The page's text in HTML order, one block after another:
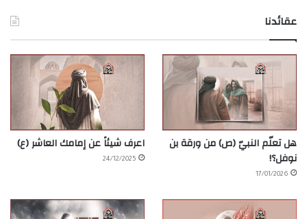
عقائدنا
هل تعلّم النبيّ (ص) من ورقة بن
نوفل؟!
17/01/2026
اعرف شيئاً عن إمامك العاشر (ع)
24/12/2025